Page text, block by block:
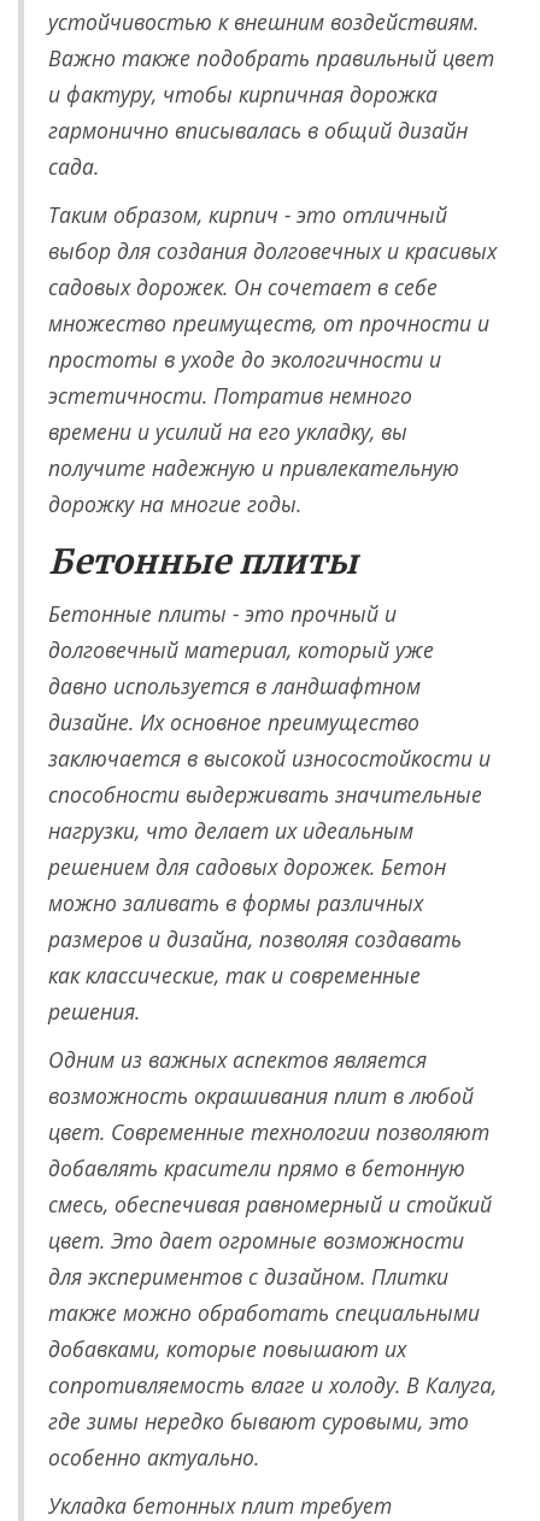
устойчивостью к внешним воздействиям.
Важно также подобрать правильный цвет
и фактуру, чтобы кирпичная дорожка
гармонично вписывалась в общий дизайн
сада.
Таким образом, кирпич - это отличный
выбор для создания долговечных и красивых
садовых дорожек. Он сочетает в себе
множество преимуществ, от прочности и
простоты в уходе до экологичности и
эстетичности. Потратив немного
времени и усилий на его укладку, вы
получите надежную и привлекательную
дорожку на многие годы.
Бетонные плиты
Бетонные плиты - это прочный и
долговечный материал, который уже
давно используется в ландшафтном
дизайне. Их основное преимущество
заключается в высокой износостойкости и
способности выдерживать значительные
нагрузки, что делает их идеальным
решением для садовых дорожек. Бетон
можно заливать в формы различных
размеров и дизайна, позволяя создавать
как классические, так и современные
решения.
Одним из важных аспектов является
возможность окрашивания плит в любой
цвет. Современные технологии позволяют
добавлять красители прямо в бетонную
смесь, обеспечивая равномерный и стойкий
цвет. Это дает огромные возможности
для экспериментов с дизайном. Плитки
также можно обработать специальными
добавками, которые повышают их
сопротивляемость влаге и холоду. В Калуга,
где зимы нередко бывают суровыми, это
особенно актуально.
Укладка бетонных плит требует